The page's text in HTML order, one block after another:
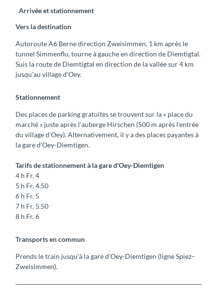
Arrivée et stationnement
Vers la destination
Autoroute A6 Berne direction Zweisimmen, 1 km après le
tunnel Simmenflu, tourne à gauche en direction de Diemtigtal.
Suis la route de Diemtigtal en direction de la vallée sur 4 km
jusqu'au village d'Oey.
Stationnement
Des places de parking gratuites se trouvent sur la « place du
marché » juste après l'auberge Hirschen (500 m après l'entrée
du village d'Oey). Alternativement, il y a des places payantes à
la gare d'Oey-Diemtigen.
Tarifs de stationnement à la gare d'Oey-Diemtigen
4 h Fr. 4
5 h Fr. 4.50
6 h Fr. 5
7 h Fr. 5.50
8 h Fr. 6
Transports en commun
Prends le train jusqu'à la gare d'Oey-Diemtigen (ligne Spiez–
Zweisimmen).